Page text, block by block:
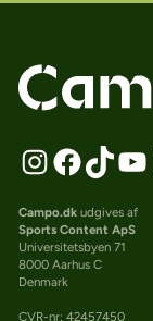
Campo.dkudgives af
Sports Content ApS
Universitetsbyen 71
8000 Aarhus C
Denmark
CVR-nr: 42457450